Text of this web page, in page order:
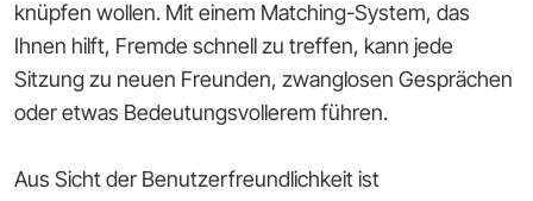
knüpfen wollen. Mit einem Matching-System, das
Ihnen hilft, Fremde schnell zu treffen, kann jede
Sitzung zu neuen Freunden, zwanglosen Gesprächen
oder etwas Bedeutungsvollerem führen.
Aus Sicht der Benutzerfreundlichkeit ist